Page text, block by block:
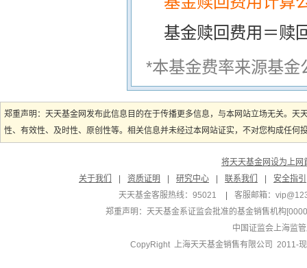
基金赎回费用＝赎
*本基金费率来源基
郑重声明：天天基金网发布此信息目的在于传播更多信息，与本网站立场无关。
性、有效性、及时性、原创性等。相关信息并未经过本网站证实，不对您构成任
将天天基金网设为上网
关于我们
资质证明 研究中心 联系我们
安全指引
天天基金客服热线：95021
客服邮箱：
郑重声明： 天天基金系证监会批准的基金销售机构
中国证监会上海监
CopyRight 上海天天基金销售有限公司 2011-